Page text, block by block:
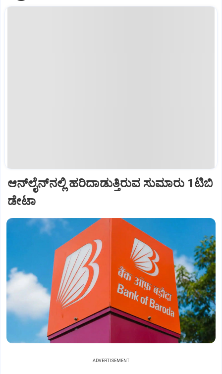
ಆನ್‌ಲೈನ್‌ನಲ್ಲಿ ಹರಿದಾಡುತ್ತಿರುವ ಸುಮಾರು 1ಟಿಬಿ
ಡೇಟಾ
ADVERTISEMENT